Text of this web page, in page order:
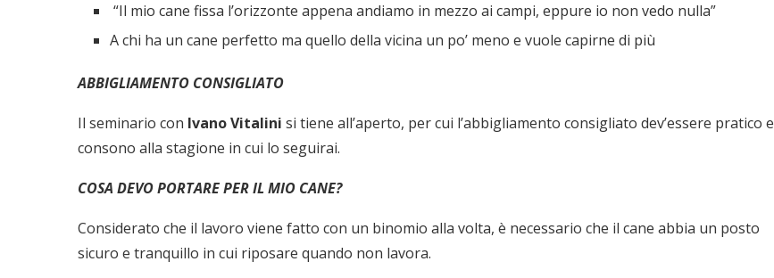
“Il mio cane fissa l’orizzonte appena andiamo in mezzo ai campi, eppure io non vedo nulla”
A chi ha un cane perfetto ma quello della vicina un po’ meno e vuole capirne di più
ABBIGLIAMENTO CONSIGLIATO
Il seminario con Ivano Vitalini si tiene all’aperto, per cui l’abbigliamento consigliato dev’essere pratico e
consono alla stagione in cui lo seguirai.
COSA DEVO PORTARE PER IL MIO CANE?
Considerato che il lavoro viene fatto con un binomio alla volta, è necessario che il cane abbia un posto
sicuro e tranquillo in cui riposare quando non lavora.